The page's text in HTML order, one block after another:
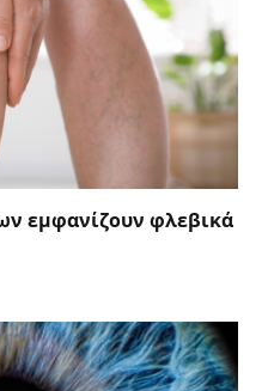
εμφανίζουν φλεβικά